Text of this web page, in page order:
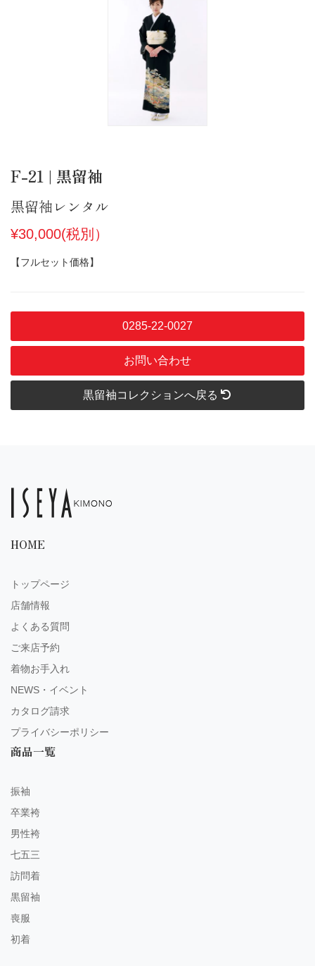
F-21 | 黒留袖
黒留袖レンタル
¥30,000(税別）
【フルセット価格】
0285-22-0027
お問い合わせ
黒留袖コレクションへ戻る
HOME
トップページ
店舗情報
よくある質問
ご来店予約
着物お手入れ
NEWS・イベント
カタログ請求
プライバシーポリシー
商品一覧
振袖
卒業袴
男性袴
七五三
訪問着
黒留袖
喪服
初着